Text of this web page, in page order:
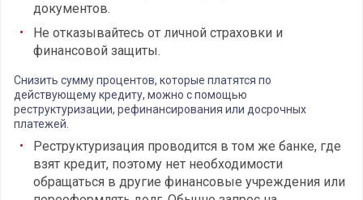
документов.
Не отказывайтесь от личной страховки и
финансовой защиты.
Снизить сумму процентов, которые платятся по
действующему кредиту, можно с помощью
реструктуризации, рефинансирования или досрочных
платежей.
Реструктуризация проводится в том же банке, где
взят кредит, поэтому нет необходимости
обращаться в другие финансовые учреждения или